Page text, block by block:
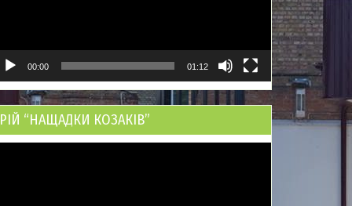
00:00 01:12
РІЙ “НАЩАДКИ КОЗАКІВ”